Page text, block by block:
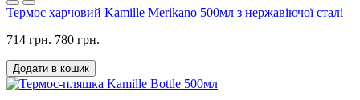
Термос харчовий Kamille Merikano 500мл з нержавіючої сталі
714 грн. 780 грн.
Додати в кошик